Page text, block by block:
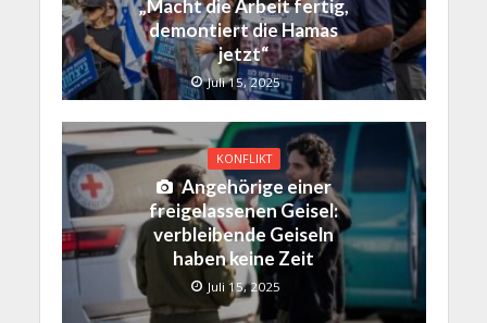
„Macht die Arbeit fertig,
demontiert die Hamas
jetzt“
Juli 15, 2025
KONFLIKT
Angehörige einer
freigelassenen Geisel:
verbleibende Geiseln
haben keine Zeit
Juli 15, 2025